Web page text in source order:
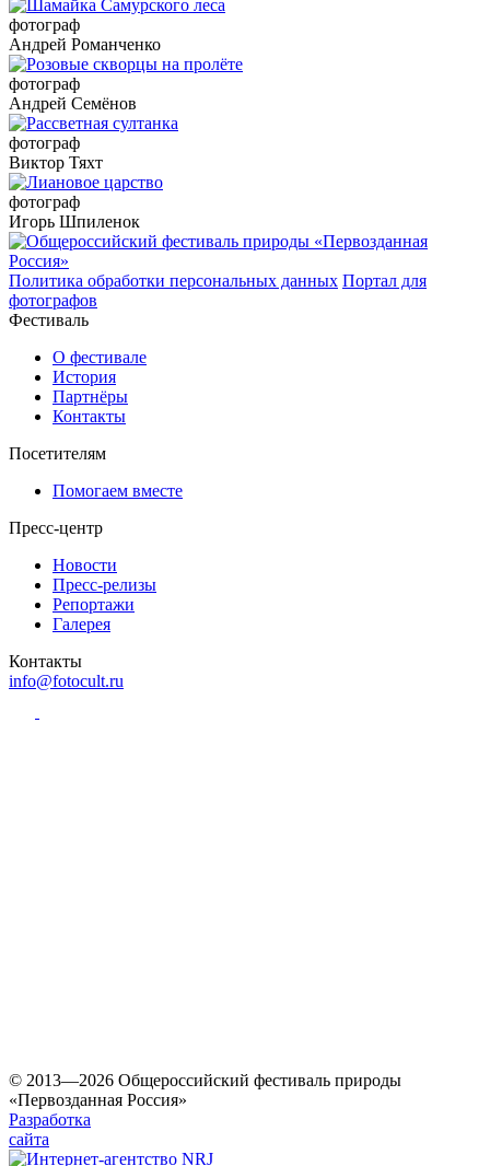
фотограф
Андрей Романченко
фотограф
Андрей Семёнов
фотограф
Виктор Тяхт
фотограф
Игорь Шпиленок
Политика обработки персональных данных Портал для
фотографов
Фестиваль
О фестивале
История
Партнёры
Контакты
Посетителям
Помогаем вместе
Пресс-центр
Новости
Пресс-релизы
Репортажи
Галерея
Контакты
info@fotocult.ru
© 2013—2026 Общероссийский фестиваль природы
«Первозданная Россия»
Разработка
сайта